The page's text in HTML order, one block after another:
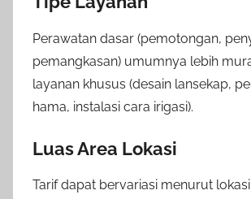
Perawatan dasar (pemotongan,
pemangkasan) umumnya lebih
layanan khusus (desain lansekap,
hama, instalasi cara irigasi).
Luas Area Lokasi
Tarif dapat bervariasi menurut